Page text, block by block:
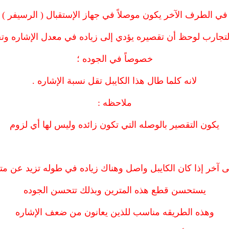
في الطرف الآخر يكون موصلاً في جهاز الإستقبال ( الرسيفر )
لوحظ أن تقصيره يؤدي إلى زياده في معدل الإشاره
خصوصاً في الجوده ؛
لانه كلما طال هذا الكايبل تقل نسبة الإشاره .
ملاحظه :
يكون التقصير بالوصله التي تكون زائده وليس لها أي لزوم
آخر إذا كان الكايبل واصل وهناك زياده في طوله تزيد عن
يستحسن قطع هذه المترين وبذلك تتحسن الجوده
وهذه الطريقه مناسب للذين يعانون من ضعف الإشاره